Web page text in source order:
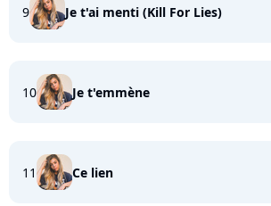
9 Je t'ai menti (Kill For Lies)
10 Je t'emmène
11 Ce lien